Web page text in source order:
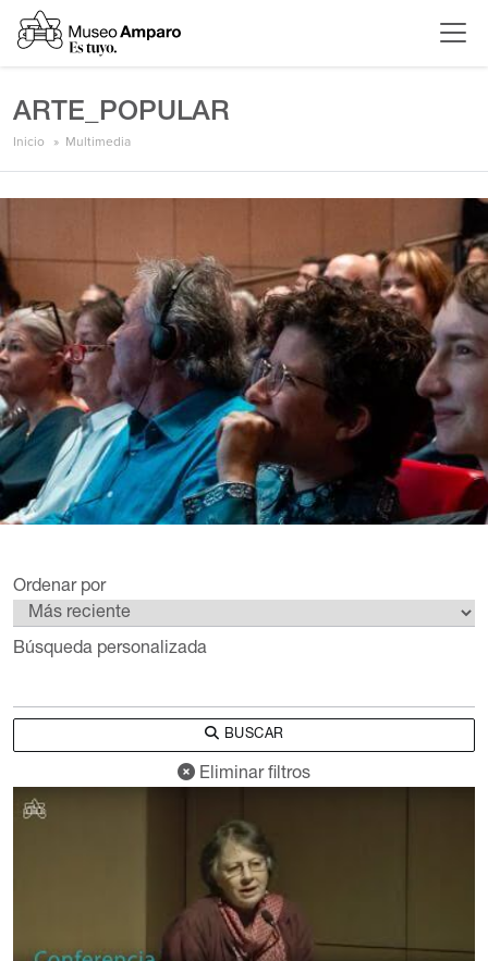
ARTE_POPULAR
Inicio Multimedia
Ordenar por
Búsqueda personalizada
BUSCAR
Eliminar filtros